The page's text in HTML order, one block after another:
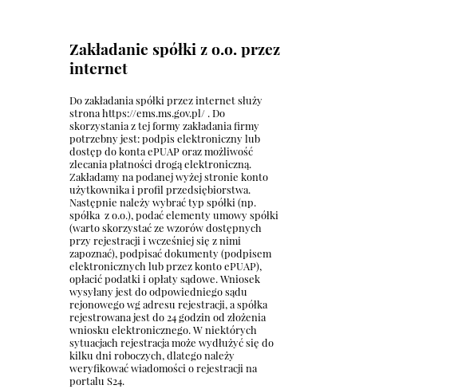
Zakładanie spółki z o.o. przez
internet
Do zakładania spółki przez internet służy
stronahttps://ems.ms.gov.pl/ . Do
skorzystania z tej formy zakładania firmy
potrzebny jest: podpis elektroniczny lub
dostęp do konta ePUAP oraz możliwość
zlecania płatności drogą elektroniczną.
Zakładamy na podanej wyżej stronie konto
użytkownika i profil przedsiębiorstwa.
Następnie należy wybrać typ spółki (np.
spółka z o.o.), podać elementy umowy spółki
(warto skorzystać ze wzorów dostępnych
przy rejestracji i wcześniej się z nimi
zapoznać), podpisać dokumenty (podpisem
elektronicznych lub przez konto ePUAP),
opłacić podatki i opłaty sądowe. Wniosek
wysyłany jest do odpowiedniego sądu
rejonowego wg adresu rejestracji, a spółka
rejestrowana jest do 24 godzin od złożenia
wniosku elektronicznego. W niektórych
sytuacjach rejestracja może wydłużyć się do
kilku dni roboczych, dlatego należy
weryfikować wiadomości o rejestracji na
portalu S24.